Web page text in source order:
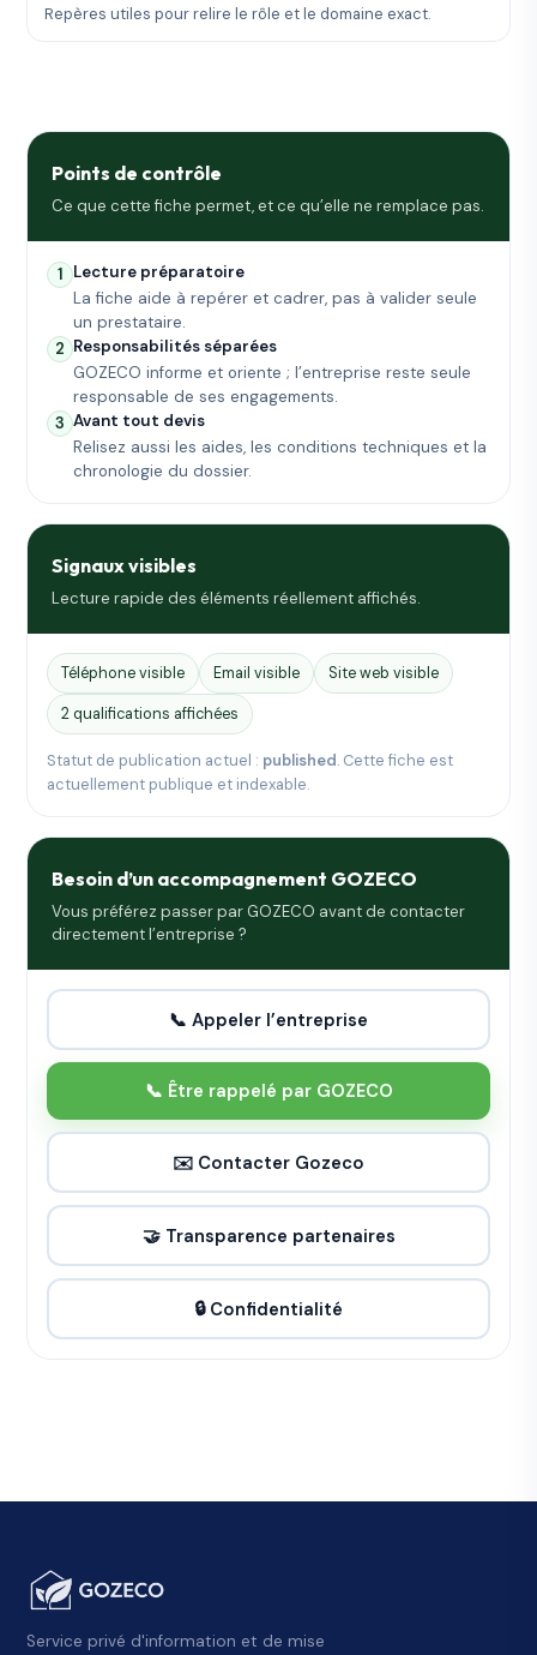
Repères utiles pour relire le rôle et le domaine exact.
Points de contrôle
Ce que cette fiche permet, et ce qu’elle ne remplace pas.
1 Lecture préparatoire
La fiche aide à repérer et cadrer, pas à valider seule
un prestataire.
2 Responsabilités séparées
GOZECO informe et oriente ; l’entreprise reste seule
responsable de ses engagements.
3 Avant tout devis
Relisez aussi les aides, les conditions techniques et la
chronologie du dossier.
Signaux visibles
Lecture rapide des éléments réellement affichés.
Téléphone visible Email visible
Site web visible
2 qualifications affichées
Statut de publication actuel : published. Cette fiche est
actuellement publique et indexable.
Besoin d’un accompagnement GOZECO
Vous préférez passer par GOZECO avant de contacter
directement l’entreprise ?
📞 Appeler l’entreprise
📞 Être rappelé par GOZECO
✉️ Contacter Gozeco
🤝 Transparence partenaires
🔒 Confidentialité
Service privé d'information et de mise